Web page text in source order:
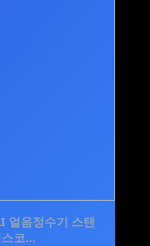
구강루틴 유산균
,…
얼음정수기 스탠
스코…